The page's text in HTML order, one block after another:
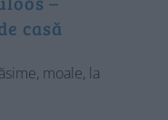
casă
moale, la